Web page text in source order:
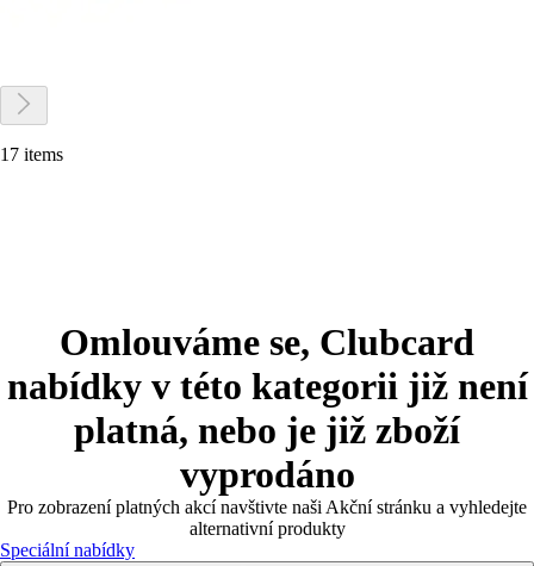
17 items
Omlouváme se, Clubcard
nabídky v této kategorii již není
platná, nebo je již zboží
vyprodáno
Pro zobrazení platných akcí navštivte naši Akční stránku a vyhledejte
alternativní produkty
Speciální nabídky